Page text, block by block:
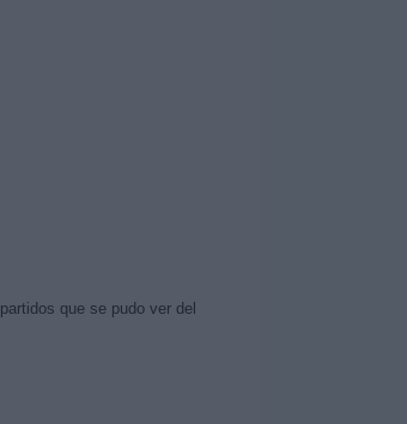
que se pudo ver del